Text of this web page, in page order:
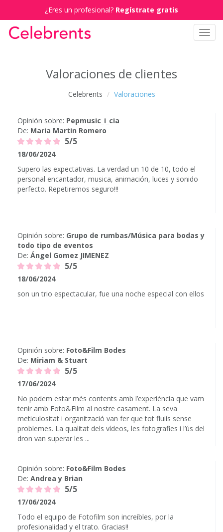
¿Eres un profesional? Regístrate gratis
Valoraciones de clientes
Celebrents Valoraciones
Opinión sobre: Pepmusic_i_cia
De: Maria Martin Romero
5/5
18/06/2024
Supero las expectativas. La verdad un 10 de 10, todo el
personal encantador, musica, animación, luces y sonido
perfecto. Repetiremos seguro!!!
Opinión sobre: Grupo de rumbas/Música para bodas y
todo tipo de eventos
De: Ángel Gomez JIMENEZ
5/5
18/06/2024
son un trio espectacular, fue una noche especial con ellos
Opinión sobre: Foto&Film Bodes
De: Miriam & Stuart
5/5
17/06/2024
No podem estar més contents amb l’experiència que vam
tenir amb Foto&Film al nostre casament. La seva
meticulositat i organització van fer que tot fluiís sense
problemes. La qualitat dels vídeos, les fotografies i l’ús del
dron van superar les ...
Opinión sobre: Foto&Film Bodes
De: Andrea y Brian
5/5
17/06/2024
Todo el equipo de Fotofilm son increíbles, por la
profesionalidad y el trato. Gracias!!